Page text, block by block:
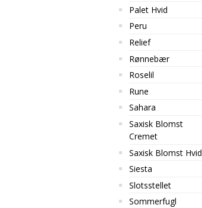
Palet Hvid
Peru
Relief
Rønnebær
Roselil
Rune
Sahara
Saxisk Blomst
Cremet
Saxisk Blomst Hvid
Siesta
Slotsstellet
Sommerfugl